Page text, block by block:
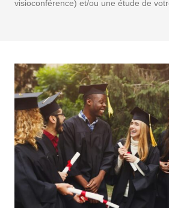
visioconférence) et/ou une étude de